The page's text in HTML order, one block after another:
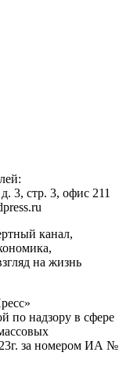
3, стр. 3, офис 211
канал,
на жизнь
по надзору в сфере
за номером ИА №